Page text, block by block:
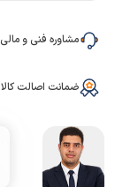
مشاوره فنی و مالی
ضمانت اصالت کالا